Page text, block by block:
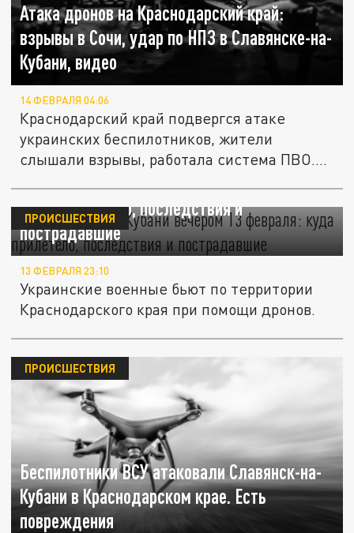
Атака дронов на Краснодарский край:
взрывы в Сочи, удар по НПЗ в Славянске-на-
Кубани, видео
14 ФЕВРАЛЯ 04:06
Краснодарский край подвергся атаке
украинских беспилотников, жители
слышали взрывы, работала система ПВО....
ВСУ ударили по Кубани вечером 13 февраля:
куда прилетело, последствия и
пострадавшие
ПРОИСШЕСТВИЯ
13 ФЕВРАЛЯ 23:10
Украинские военные бьют по территории
Краснодарского края при помощи дронов.
Беспилотники ВСУ атаковали Славянск-на-
Кубани в Краснодарском крае. Есть
повреждения
ПРОИСШЕСТВИЯ